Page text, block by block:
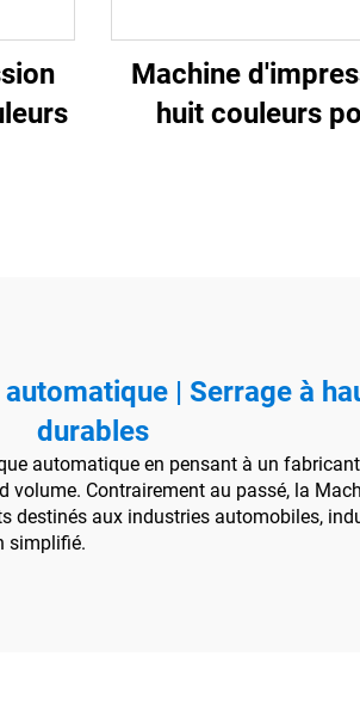
Machine
huit couleurs
| Serrage à
durables
automatique en pensant à un
Contrairement au passé, la
aux industries automobiles,
simplifié.